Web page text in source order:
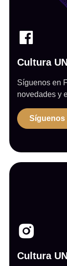
Cultura
Síguenos en
novedades y
Síguenos
Cultura